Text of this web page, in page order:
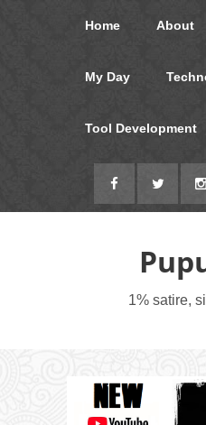
Home About
My Day
Tool Development
1% satire,